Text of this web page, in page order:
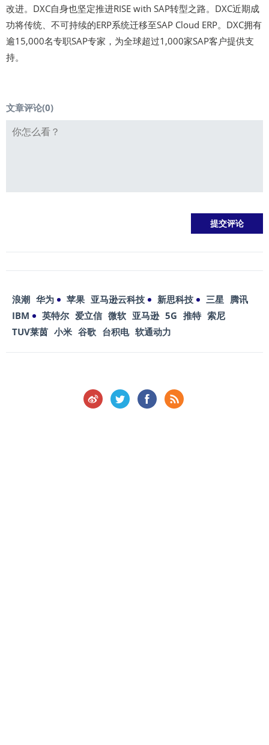
改进。DXC自身也坚定推进RISE with SAP转型之路。DXC近期成
功将传统、不可持续的ERP系统迁移至SAP Cloud ERP。DXC拥有
逾15,000名专职SAP专家，为全球超过1,000家SAP客户提供支
持。
文章评论(0)
浪潮 华为 苹果 亚马逊云科技 新思科技 三星 腾讯
IBM
英特尔 爱立信 微软 亚马逊 5G 推特 索尼
TUV莱茵 小米 谷歌 台积电 软通动力